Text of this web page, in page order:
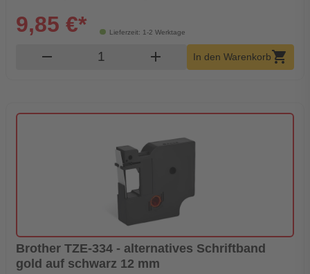
Lieferzeit: 1-2 Werktage
9,85 €*
remove Produkt Warenkorb Menge
add In den Warenkorb shopping_cart
Brother TZE-334 - alternatives Schriftband
gold auf schwarz 12 mm